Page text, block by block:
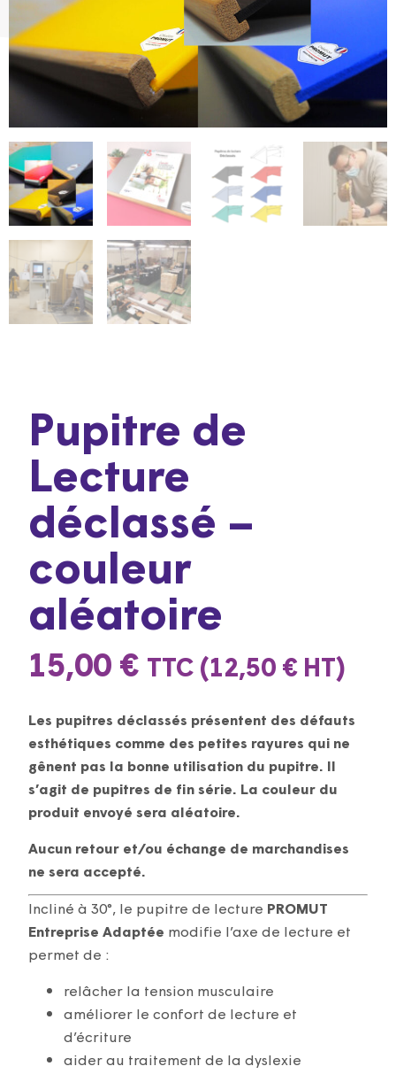
Pupitre de
Lecture
déclassé –
couleur
aléatoire
15,00 € TTC (12,50 €HT)
Les pupitres déclassés présentent des défauts
esthétiques comme des petites rayures qui ne
gênent pas la bonne utilisation du pupitre. Il
s’agit de pupitres de fin série. La couleur du
produit envoyé sera aléatoire.
Aucun retour et/ou échange de marchandises
ne sera accepté.
Incliné à 30°, le pupitre de lecture PROMUT
Entreprise Adaptée modifie l’axe de lecture et
permet de :
relâcher la tension musculaire
améliorer le confort de lecture et
d’écriture
aider au traitement de la dyslexie